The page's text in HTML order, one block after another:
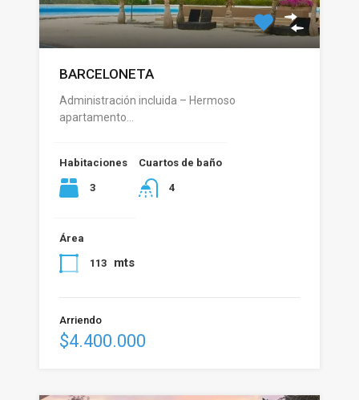
BARCELONETA
Administración incluida – Hermoso
apartamento…
Habitaciones
3
Cuartos de baño
4
Área
113 mts
Arriendo
$4.400.000